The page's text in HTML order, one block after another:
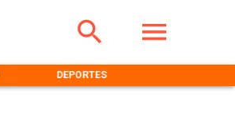
DEPORTES